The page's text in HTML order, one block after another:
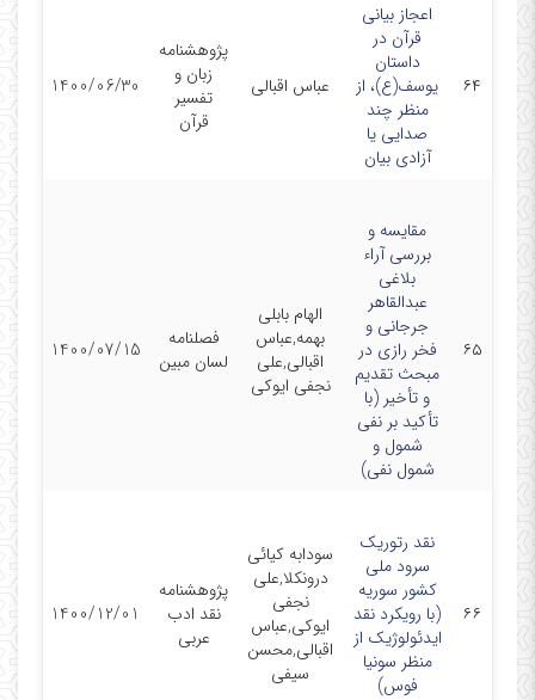
۶۴
اعجاز بیانی
قرآن در
داستان
یوسف(ع)، از
منظر چند
صدایی یا
آزادی بیان
عباس اقبالی
پژوهشنامه
زبان و
تفسیر
قرآن
1400/06/30
۶۵
مقایسه و
بررسی آراء
بلاغی
عبدالقاهر
جرجانی و
فخر رازی در
مبحث تقدیم
و تأخیر (با
تأکید بر نفی
شمول و
شمول نفی)
الهام بابلی
بهمه,عباس
اقبالی,علی
نجفی ایوکی
فصلنامه
لسان مبین
1400/07/15
۶۶
نقد رتوریک
سرود ملی
کشور سوریه
(با رویکرد نقد
ایدئولوژیک از
منظر سونیا
فوس)
سودابه کیائی
درونکلا,علی
نجفی
ایوکی,عباس
اقبالی,محسن
سیفی
پژوهشنامه
نقد ادب
عربی
1400/12/01